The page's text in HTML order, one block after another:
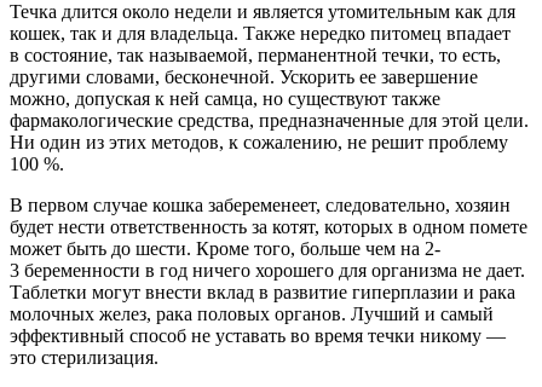
Течка длится около недели и является утомительным как для
кошек, так и для владельца. Также нередко питомец впадает
в состояние, так называемой, перманентной течки, то есть,
другими словами, бесконечной. Ускорить ее завершение
можно, допуская к ней самца, но существуют также
фармакологические средства, предназначенные для этой цели.
Ни один из этих методов, к сожалению, не решит проблему
100 %.
В первом случае кошка забеременеет, следовательно, хозяин
будет нести ответственность за котят, которых в одном помете
может быть до шести. Кроме того, больше чем на 2-
3 беременности в год ничего хорошего для организма не дает.
Таблетки могут внести вклад в развитие гиперплазии и рака
молочных желез, рака половых органов. Лучший и самый
эффективный способ не уставать во время течки никому —
это стерилизация.